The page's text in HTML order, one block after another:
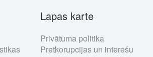
Lapas karte
Privātuma politika
Pretkorupcijas un interešu